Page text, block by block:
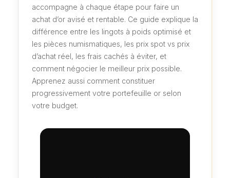
accompagne à chaque étape pour faire un
achat d’or avisé et rentable. Ce guide explique la
différence entre les lingots à poids optimisé et
les pièces numismatiques, les prix spot vs prix
d’achat réel, les frais cachés à éviter, et
comment négocier le meilleur prix possible.
Apprenez aussi comment constituer
progressivement votre portefeuille or selon
votre budget.